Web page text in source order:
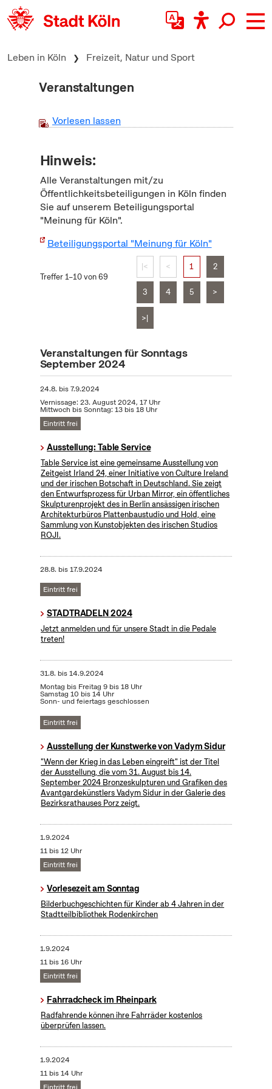
zum Inhalt springen
Leben in Köln Freizeit, Natur und Sport
Veranstaltungen
Vorlesen lassen
Hinweis:
Alle Veranstaltungen mit/zu
Öffentlichkeitsbeteiligungen in Köln finden
Sie auf unserem Beteiligungsportal
"Meinung für Köln".
Beteiligungsportal "Meinung für Köln"
Treffer 1–10 von 69
|< < 1 2
3 4 5 >
>|
Veranstaltungen für Sonntags
September 2024
24.8. bis7.9.2024
Vernissage: 23. August 2024, 17 Uhr
Mittwoch bis Sonntag: 13 bis 18 Uhr
Eintritt frei
Ausstellung: Table Service
Table Service ist eine gemeinsame Ausstellung von
Zeitgeist Irland 24, einer Initiative von Culture Ireland
und der irischen Botschaft in Deutschland. Sie zeigt
den Entwurfsprozess für Urban Mirror, ein öffentliches
Skulpturenprojekt des in Berlin ansässigen irischen
Architekturbüros Plattenbaustudio und Hold, eine
Sammlung von Kunstobjekten des irischen Studios
ROJI.
28.8. bis17.9.2024
Eintritt frei
STADTRADELN 2024
Jetzt anmelden und für unsere Stadt in die Pedale
treten!
31.8. bis14.9.2024
Montag bis Freitag 9 bis 18 Uhr
Samstag 10 bis 14 Uhr
Sonn- und feiertags geschlossen
Eintritt frei
Ausstellung der Kunstwerke von Vadym Sidur
"Wenn der Krieg in das Leben eingreift" ist der Titel
der Ausstellung, die vom 31. August bis 14.
September 2024 Bronzeskulpturen und Grafiken des
Avantgardekünstlers Vadym Sidur in der Galerie des
Bezirksrathauses Porz zeigt.
1.9.2024
11 bis 12 Uhr
Eintritt frei
Vorlesezeit am Sonntag
Bilderbuchgeschichten für Kinder ab 4 Jahren in der
Stadtteilbibliothek Rodenkirchen
1.9.2024
11 bis 16 Uhr
Eintritt frei
Fahrradcheck im Rheinpark
Radfahrende können ihre Fahrräder kostenlos
überprüfen lassen.
1.9.2024
11 bis 14 Uhr